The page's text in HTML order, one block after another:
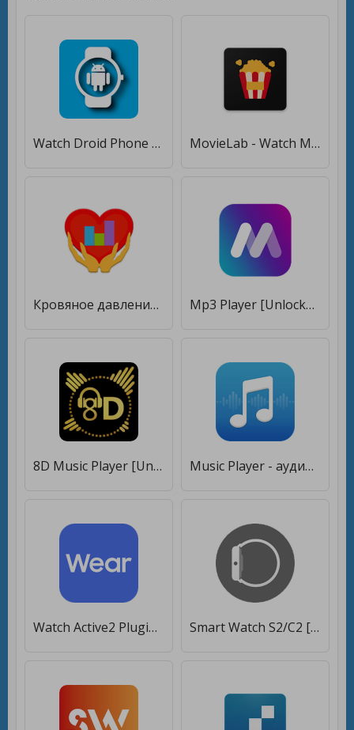
Watch Droid Phone [Premium] MovieLab - Watch Movie Trailers [Premium]
Кровяное давление(BP Watch) [Premium] Mp3 Player [Unlocked]
8D Music Player [Unlocked] Music Player - аудио плеер [Unlocked]
Watch Active2 Plugin [Без рекламы] Smart Watch S2/C2 [Без рекламы]